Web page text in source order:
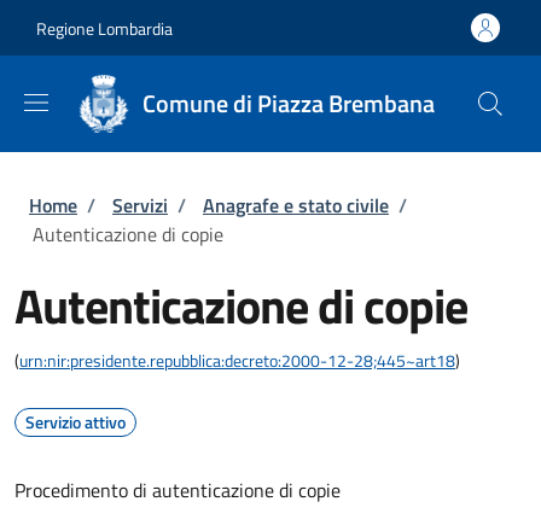
Regione Lombardia
Comune di Piazza Brembana
Briciole di pane
Home / Servizi / Anagrafe e stato civile /
Autenticazione di copie
Autenticazione di copie
(urn:nir:presidente.repubblica:decreto:2000-12-28;445~art18)
Servizio attivo
Procedimento di autenticazione di copie